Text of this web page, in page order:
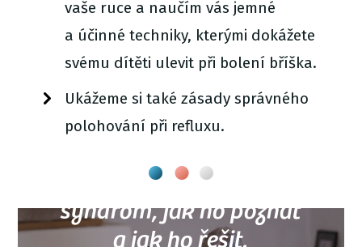
vaše ruce a naučím vás jemné
a účinné techniky, kterými dokážete
svému dítěti ulevit při bolení bříška.
Ukážeme si také zásady správného
polohování při refluxu.
…budete vědět, co je KISS
syndrom, jak ho poznat